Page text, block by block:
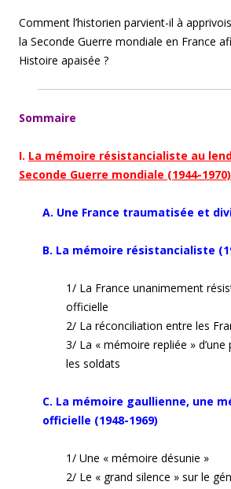
Comment l’historien parvient-il à
la Seconde Guerre mondiale en France
Histoire apaisée ?
Sommaire
I. La mémoire résistancialiste au
Seconde Guerre mondiale (1944-1970)
A. Une France traumatisée et
B. La mémoire résistancialiste
1/ La France unanimement
officielle
2/ La réconciliation entre les
3/ La « mémoire repliée » d’une
les soldats
C. La mémoire gaullienne, une
officielle (1948-1969)
1/ Une « mémoire désunie »
2/ Le « grand silence » sur le